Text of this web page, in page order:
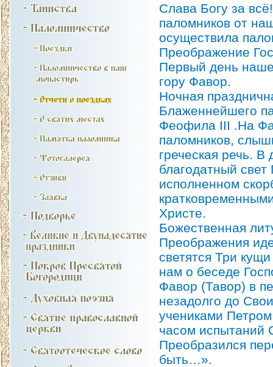
Слава Богу за
паломников от
осуществила
Преображение
Первый день
гору Фавор.
Ночная
Блаженнейшего
Феофила III .На
паломников,
греческая речь.
благодатный
исполненном
Христе.
Божественная
Преображения
светятся Три
нам о беседе
Фавор (Тавор) в
незадолго до
учениками
часом испытаний
Преобразился
быть…».